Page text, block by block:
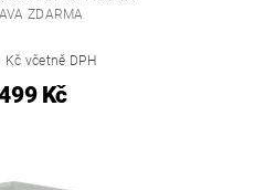
ZDARMA
Kč včetně DPH
Kč